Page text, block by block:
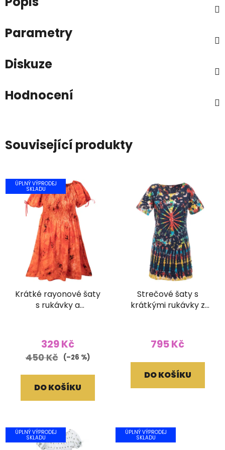
Parametry
Diskuze
Hodnocení
Související produkty
ÚPLNÝ VÝPRODEJ
SKLADU
Krátké rayonové šaty
s rukávky a
329 Kč
450 Kč (–26 %)
DO KOŠÍKU
Strečové šaty s
krátkými rukávky z
795 Kč
DO KOŠÍKU
ÚPLNÝ VÝPRODEJ
SKLADU
ÚPLNÝ VÝPRODEJ
SKLADU